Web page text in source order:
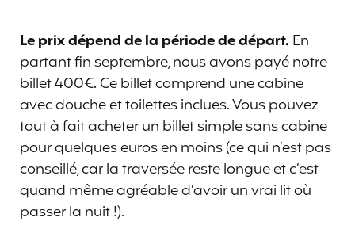
Le prix dépend de la période de départ. En
partant fin septembre, nous avons payé notre
billet 400€. Ce billet comprend une cabine
avec douche et toilettes inclues. Vous pouvez
tout à fait acheter un billet simple sans cabine
pour quelques euros en moins (ce qui n’est pas
conseillé, car la traversée reste longue et c’est
quand même agréable d’avoir un vrai lit où
passer la nuit !).